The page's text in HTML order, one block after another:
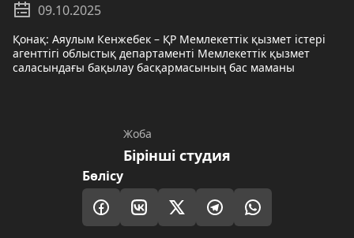
09.10.2025
Қонақ: Аяулым Кенжебек – ҚР Мемлекеттік қызмет істері
агенттігі облыстық департаменті Мемлекеттік қызмет
саласындағы бақылау басқармасының бас маманы
Жоба
Бірінші студия
Бөлісу